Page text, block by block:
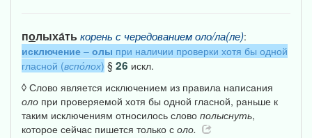
полыха́тькорень с чередованиемоло/ла(ле):
исключение – олы при наличии проверки хотя бы одной
гласной (вспо́лох) § 26 искл.
◊ Слово является исключением из правила написания
оло при проверяемой хотя бы одной гласной, раньше к
таким исключениям относилось слово полыснуть,
которое сейчас пишется только с оло.